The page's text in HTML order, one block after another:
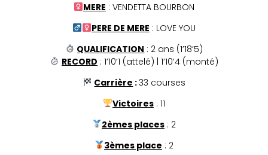
MERE : VENDETTA BOURBON
PERE DE MERE : LOVE YOU
QUALIFICATION : 2 ans (1’18’5)
RECORD : 1’10’1 (attelé) | 1’10’4 (monté)
Carrière :33 courses
Victoires: 11
2èmes places: 2
3èmes place : 2